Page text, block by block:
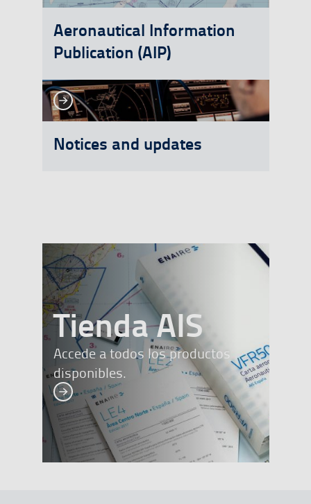
Aeronautical Information
Publication (AIP)
See moreSee more
Notices and updates
Tienda AISbanner
Accede a todos los productos
disponibles.